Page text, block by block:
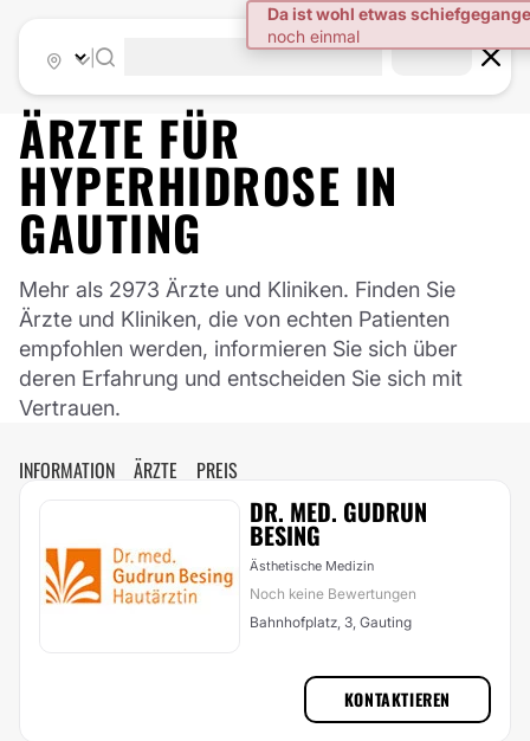
ÄRZTE FÜR
HYPERHIDROSE IN
GAUTING
Mehr als 2973 Ärzte und Kliniken. Finden Sie
Ärzte und Kliniken, die von echten Patienten
empfohlen werden, informieren Sie sich über
deren Erfahrung und entscheiden Sie sich mit
Vertrauen.
INFORMATION ÄRZTE PREIS
DR. MED. GUDRUN
BESING
Ästhetische Medizin
Noch keine Bewertungen
Bahnhofplatz, 3, Gauting
KONTAKTIEREN